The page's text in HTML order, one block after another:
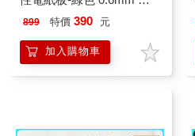
薄 軟性電子紙 可重覆書寫
899 特價 390 元
加入購物車